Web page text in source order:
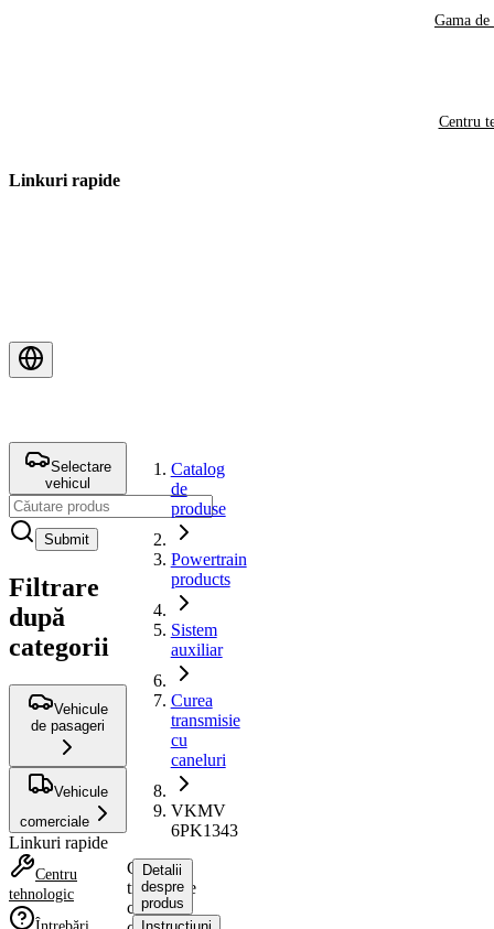
Gama de
Centru
Linkuri rapide
Selectare
vehicul
Submit
Filtrare
după
categorii
Vehicule
de pasageri
Vehicule
comerciale
Linkuri rapide
Centru
tehnologic
Catalog
de
produse
Powertrain
products
Sistem
auxiliar
Curea
transmisie
cu
caneluri
VKMV
6PK1343
Curea
transmisie
cu
Detalii
despre
produs